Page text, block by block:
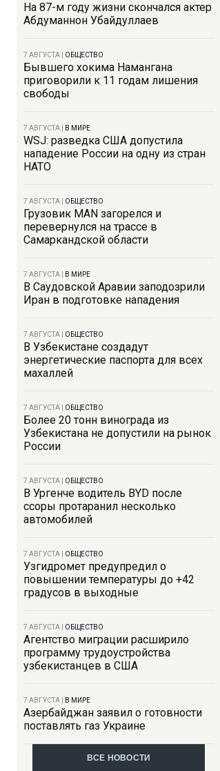
На 87-м году жизни скончался актер
Абдуманнон Убайдуллаев
7 АВГУСТА ОБЩЕСТВО
Бывшего хокима Намангана
приговорили к 11 годам лишения
свободы
7 АВГУСТА В МИРЕ
WSJ: разведка США допустила
нападение России на одну из стран
НАТО
7 АВГУСТА ОБЩЕСТВО
Грузовик MAN загорелся и
перевернулся на трассе в
Самаркандской области
7 АВГУСТА В МИРЕ
В Саудовской Аравии заподозрили
Иран в подготовке нападения
7 АВГУСТА ОБЩЕСТВО
В Узбекистане создадут
энергетические паспорта для всех
махаллей
7 АВГУСТА ОБЩЕСТВО
Более 20 тонн винограда из
Узбекистана не допустили на рынок
России
7 АВГУСТА ОБЩЕСТВО
В Ургенче водитель BYD после
ссоры протаранил несколько
автомобилей
7 АВГУСТА ОБЩЕСТВО
Узгидромет предупредил о
повышении температуры до +42
градусов в выходные
7 АВГУСТА ОБЩЕСТВО
Агентство миграции расширило
программу трудоустройства
узбекистанцев в США
7 АВГУСТА В МИРЕ
Азербайджан заявил о готовности
поставлять газ Украине
ВСЕ НОВОСТИ